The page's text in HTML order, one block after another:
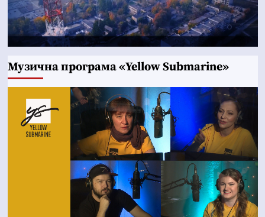
Музична програма «Yellow Submarine»